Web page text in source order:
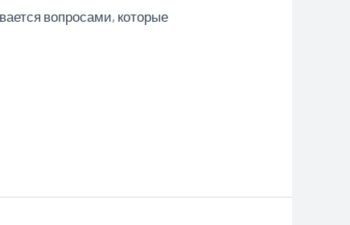
вопросами, которые